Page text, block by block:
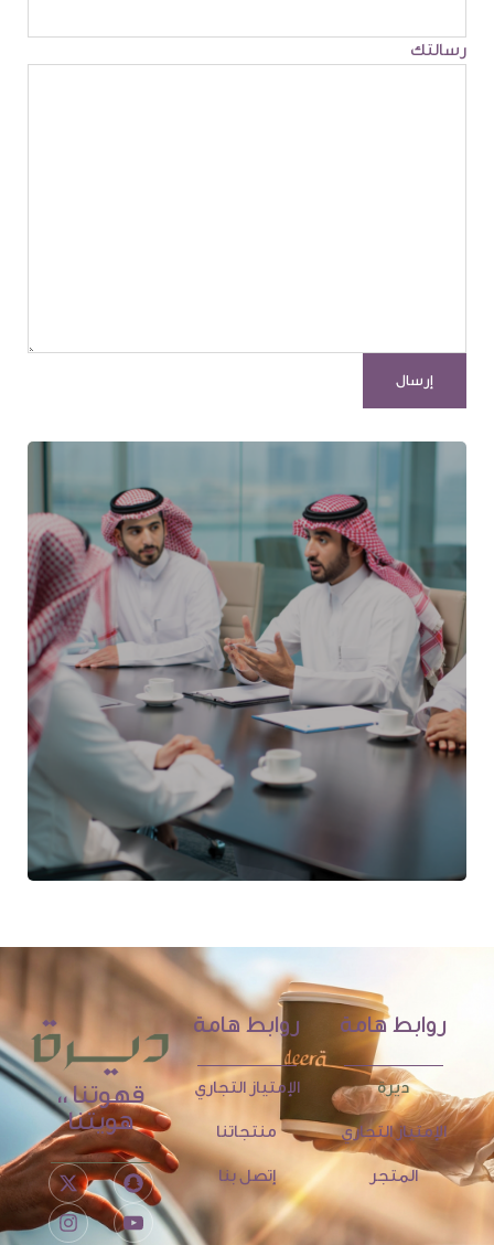
قهوتنا ،،
هويتنا
روابط هامة
ديرة
الإمتياز التجاري
المتجر
روابط هامة
الإمتياز التجاري
إتصل بنا